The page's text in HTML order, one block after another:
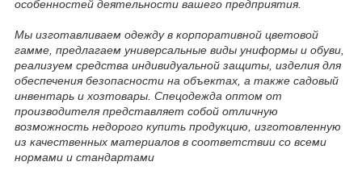
особенностей деятельности вашего предприятия.
Мы изготавливаем одежду в корпоративной цветовой
гамме, предлагаем универсальные виды униформы и обуви,
реализуем средства индивидуальной защиты, изделия для
обеспечения безопасности на объектах, а также садовый
инвентарь и хозтовары. Спецодежда оптом от
производителя представляет собой отличную
возможность недорого купить продукцию, изготовленную
из качественных материалов в соответствии со всеми
нормами и стандартами